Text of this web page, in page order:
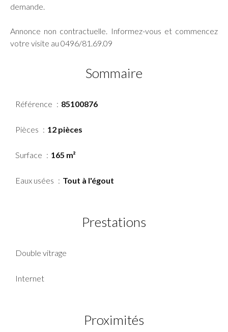
demande.
Annonce non contractuelle. Informez-vous et commencez
votre visite au 0496/81.69.09
Sommaire
Référence 85100876
Pièces 12 pièces
Surface 165 m²
Eaux usées Tout à l'égout
Prestations
Double vitrage
Internet
Proximités